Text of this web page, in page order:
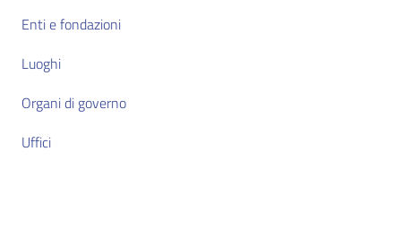
Enti e fondazioni
Luoghi
Organi di governo
Uffici